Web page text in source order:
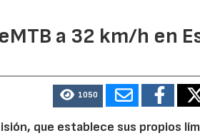
a 32 km/h en
1050
que establece sus propios